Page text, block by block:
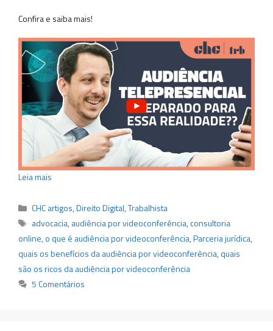
Confira e saiba mais!
Leia mais
Categorias
CHC artigos,Direito Digital,Trabalhista
Tags
advocacia, audiência por videoconferência,consultoria
online,o que é audiência por videoconferência,Parceria jurídica,
quais os benefícios da audiência por videoconferência,quais
são os ricos da audiência por videoconferência
5 Comentários